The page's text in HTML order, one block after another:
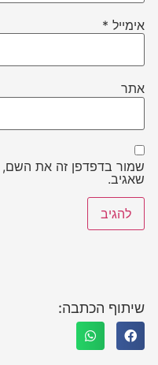
אימייל *
אתר
שמור בדפדפן זה את השם,
שאגיב.
שיתוף הכתבה: